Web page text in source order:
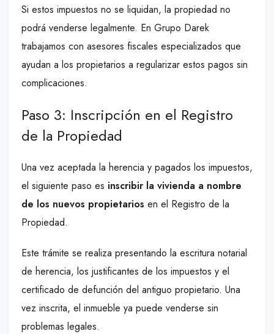
Si estos impuestos no se liquidan, la propiedad no
podrá venderse legalmente. En Grupo Darek
trabajamos con asesores fiscales especializados que
ayudan a los propietarios a regularizar estos pagos sin
complicaciones.
Paso 3: Inscripción en el Registro
de la Propiedad
Una vez aceptada la herencia y pagados los impuestos,
el siguiente paso es inscribir la vivienda a nombre
de los nuevos propietarios en el Registro de la
Propiedad.
Este trámite se realiza presentando la escritura notarial
de herencia, los justificantes de los impuestos y el
certificado de defunción del antiguo propietario. Una
vez inscrita, el inmueble ya puede venderse sin
problemas legales.